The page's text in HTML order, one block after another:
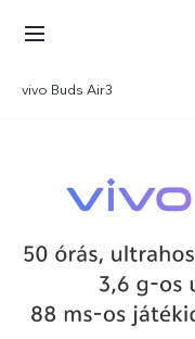
vivo Buds Air3